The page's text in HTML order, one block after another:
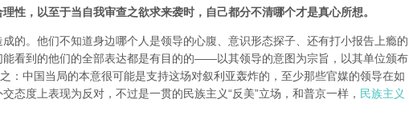
性，以至于当自我审查之欲求来袭时，自己都分不清哪个才是真心所想。
的。他们不知道身边哪个人是领导的心腹、意识形态探子、还有打小报告上瘾的
能看到的他们的全部表达都是有目的的——以其领导的意图为宗旨，以其单位颁布
：中国当局的本意很可能是支持这场对叙利亚轰炸的，至少那些官媒的领导在如
态度上表现为反对，不过是一贯的民族主义“反美”立场，和普京一样， 民族主义